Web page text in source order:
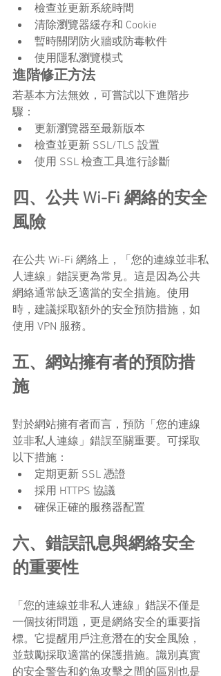
檢查並更新系統時間
清除瀏覽器緩存和 Cookie
暫時關閉防火牆或防毒軟件
使用隱私瀏覽模式
進階修正方法
若基本方法無效，可嘗試以下進階步
驟：
更新瀏覽器至最新版本
檢查並更新 SSL/TLS 設置
使用 SSL 檢查工具進行診斷
四、公共 Wi-Fi 網絡的安全
風險
在公共 Wi-Fi 網絡上，「您的連線並非私
人連線」錯誤更為常見。這是因為公共
網絡通常缺乏適當的安全措施。使用
時，建議採取額外的安全預防措施，如
使用 VPN 服務。
五、網站擁有者的預防措
施
對於網站擁有者而言，預防「您的連線
並非私人連線」錯誤至關重要。可採取
以下措施：
定期更新 SSL 憑證
採用 HTTPS 協議
確保正確的服務器配置
六、錯誤訊息與網絡安全
的重要性
「您的連線並非私人連線」錯誤不僅是
一個技術問題，更是網絡安全的重要指
標。它提醒用戶注意潛在的安全風險，
並鼓勵採取適當的保護措施。識別真實
的安全警告和釣魚攻擊之間的區別也是